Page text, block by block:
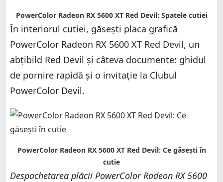
PowerColor Radeon RX 5600 XT Red Devil: Spatele cutiei
În interiorul cutiei, găsești placa grafică
PowerColor Radeon RX 5600 XT Red Devil, un
abțibild Red Devil și câteva documente: ghidul
de pornire rapidă și o invitație la Clubul
PowerColor Devil.
PowerColor Radeon RX 5600 XT Red Devil: Ce găsești în
cutie
Despachetarea plăcii PowerColor Radeon RX 5600